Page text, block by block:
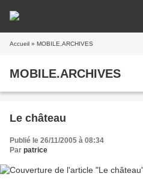
Accueil » MOBILE.ARCHIVES
MOBILE.ARCHIVES
Le château
Publié le 26/11/2005 à 08:34
Par patrice